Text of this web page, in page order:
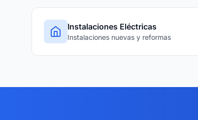
Instalaciones Eléctricas
Instalaciones nuevas y reformas